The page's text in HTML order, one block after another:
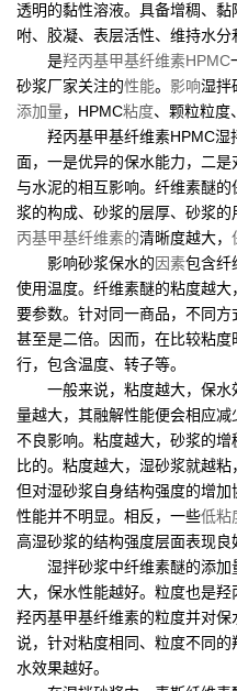
透明的黏性溶液。具备增稠、
咐、胶凝、表层活性、维持水分
是羟丙基甲基纤维素HPMC
砂浆厂家关注的性能。 影响湿拌
添加量，HPMC粘度、颗粒粒度
羟丙基甲基纤维素HPMC湿
面，一是优异的保水能力，二是
与水泥的相互影响。纤维素醚
浆的构成、砂浆的层厚、砂浆的
丙基甲基纤维素的清晰度越大，
影响砂浆保水的因素包含纤
使用温度。纤维素醚的粘度越
要参数。针对同一商品，不同
甚至是二倍。因而，在比较粘
行，包含温度、转子等。
一般来说，粘度越大，保水
量越大，其融解性能便会相应
不良影响。粘度越大，砂浆的
比的。粘度越大，湿砂浆就越粘
但对湿砂浆自身结构强度的增
性能并不明显。相反，一些低粘
高湿砂浆的结构强度层面表现良
湿拌砂浆中纤维素醚的添加
大，保水性能越好。粒度也是羟
羟丙基甲基纤维素的粒度并对
说，针对粘度相同、粒度不同
水效果越好。